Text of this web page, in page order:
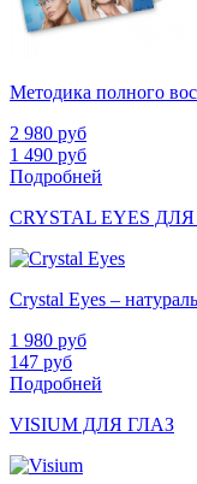
Методика полного
2 980 руб
1 490 руб
Подробней
CRYSTAL EYES
Crystal Eyes –
1 980 руб
147 руб
Подробней
VISIUM ДЛЯ ГЛАЗ